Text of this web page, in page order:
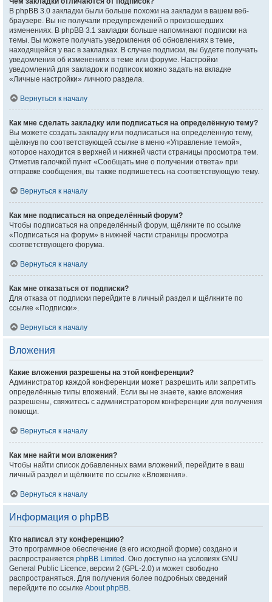
В phpBB 3.0 закладки были больше похожи на закладки в вашем веб-
браузере. Вы не получали предупреждений о произошедших
изменениях. В phpBB 3.1 закладки больше напоминают подписки на
темы. Вы можете получать уведомления об обновлениях в теме,
находящейся у вас в закладках. В случае подписки, вы будете получать
уведомления об изменениях в теме или форуме. Настройки
уведомлений для закладок и подписок можно задать на вкладке
«Личные настройки» личного раздела.
Вернуться к началу
Как мне сделать закладку или подписаться на определённую тему?
Вы можете создать закладку или подписаться на определённую тему,
щёлкнув по соответствующей ссылке в меню «Управление темой»,
которое находится в верхней и нижней части страницы просмотра тем.
Отметив галочкой пункт «Сообщать мне о получении ответа» при
отправке сообщения, вы также подпишетесь на соответствующую тему.
Вернуться к началу
Как мне подписаться на определённый форум?
Чтобы подписаться на определённый форум, щёлкните по ссылке
«Подписаться на форум» в нижней части страницы просмотра
соответствующего форума.
Вернуться к началу
Как мне отказаться от подписки?
Для отказа от подписки перейдите в личный раздел и щёлкните по
ссылке «Подписки».
Вернуться к началу
Вложения
Какие вложения разрешены на этой конференции?
Администратор каждой конференции может разрешить или запретить
определённые типы вложений. Если вы не знаете, какие вложения
разрешены, свяжитесь с администратором конференции для получения
помощи.
Вернуться к началу
Как мне найти мои вложения?
Чтобы найти список добавленных вами вложений, перейдите в ваш
личный раздел и щёлкните по ссылке «Вложения».
Вернуться к началу
Информация о phpBB
Кто написал эту конференцию?
Это программное обеспечение (в его исходной форме) создано и
распространяется phpBB Limited . Оно доступно на условиях GNU
General Public Licence, версии 2 (GPL-2.0) и может свободно
распространяться. Для получения более подробных сведений
перейдите по ссылке About phpBB.